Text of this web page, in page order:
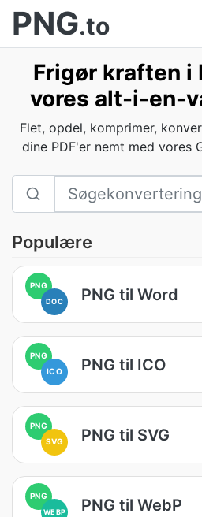
PNG.to
Frigør kraften i
vores alt-i-
Flet, opdel, komprimer,
dine PDF'er nemt med vores
Populære
PNG
DOC PNG til Word
PNG
ICO
PNG til ICO
PNG
SVG
PNG til SVG
PNG
WEBP PNG til WebP